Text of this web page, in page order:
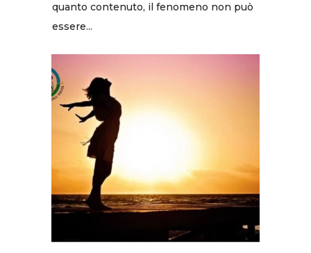
quanto contenuto, il fenomeno non può
essere...